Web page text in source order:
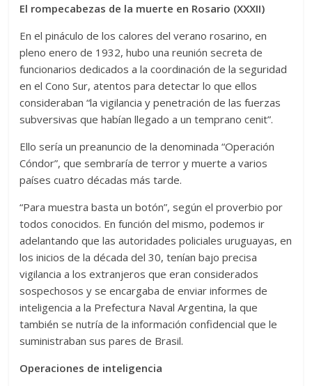
El rompecabezas de la muerte en Rosario (XXXII)
En el pináculo de los calores del verano rosarino, en
pleno enero de 1932, hubo una reunión secreta de
funcionarios dedicados a la coordinación de la seguridad
en el Cono Sur, atentos para detectar lo que ellos
consideraban “la vigilancia y penetración de las fuerzas
subversivas que habían llegado a un temprano cenit”.
Ello sería un preanuncio de la denominada “Operación
Cóndor”, que sembraría de terror y muerte a varios
países cuatro décadas más tarde.
“Para muestra basta un botón”, según el proverbio por
todos conocidos. En función del mismo, podemos ir
adelantando que las autoridades policiales uruguayas, en
los inicios de la década del 30, tenían bajo precisa
vigilancia a los extranjeros que eran considerados
sospechosos y se encargaba de enviar informes de
inteligencia a la Prefectura Naval Argentina, la que
también se nutría de la información confidencial que le
suministraban sus pares de Brasil.
Operaciones de inteligencia